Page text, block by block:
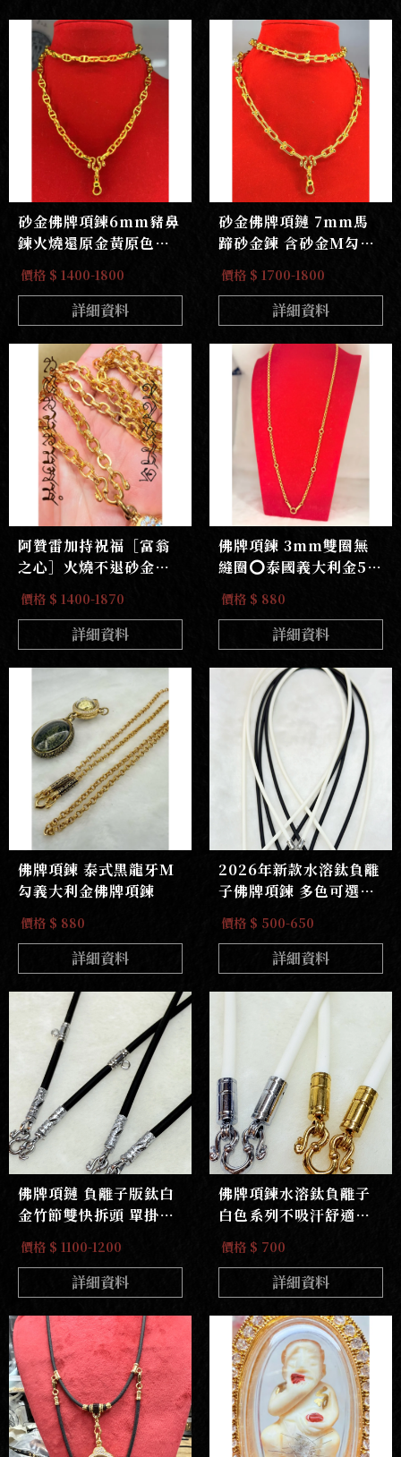
砂金佛牌項鍊6mm豬鼻
鍊火燒還原金黃原色無
電鍍無重金屬鋅鎳不過
敏
價格 $ 1400-1800
詳細資料
砂金佛牌項鏈 7mm馬
蹄砂金鍊 含砂金M勾大
快拆
價格 $ 1700-1800
詳細資料
阿贊雷加持祝福［富翁
之心］火燒不退砂金佛
牌鍊｛高清火燒實測｝
不含過敏源鋅鎳金屬
價格 $ 1400-1870
詳細資料
佛牌項鍊 3mm雙圈無
縫圈⭕️泰國義大利金5掛
鍊
價格 $ 880
詳細資料
佛牌項鍊 泰式黑龍牙M
勾義大利金佛牌項鍊
價格 $ 880
詳細資料
2026年新款水溶鈦負離
子佛牌項鍊 多色可選樣
式變化多
價格 $ 500-650
詳細資料
佛牌項鏈 負離子版鈦白
金竹節雙快拆頭 單掛
or前三掛
價格 $ 1100-1200
詳細資料
佛牌項鍊水溶鈦負離子
白色系列不吸汗舒適耐
戴不發黃
價格 $ 700
詳細資料